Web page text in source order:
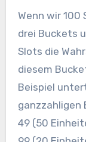
Wenn wir
drei Buckets
Slots die
diesem
Beispiel
ganzzahligen
49 (50